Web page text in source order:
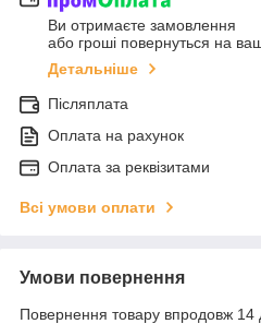
Ви отримаєте замовлення
або гроші повернуться на
Детальніше
Післяплата
Оплата на рахунок
Оплата за реквізитами
Всі умови оплати
Умови повернення
Повернення товару впродовж 14